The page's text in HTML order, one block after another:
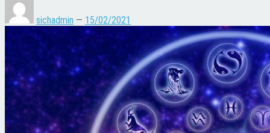
sichadmin — 15/02/2021